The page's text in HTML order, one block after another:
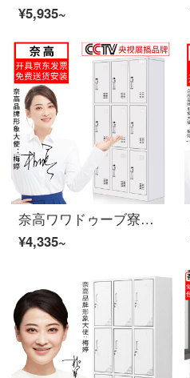
¥5,935~
奈高ワワドゥーブ寮の従業員はロッカーロッカーの食器棚に多くの戸棚を収納しています。
¥4,335~